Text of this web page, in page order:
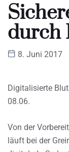
durch
8. Juni 2017
Digitalisierte
08.06.
Von der
läuft bei der